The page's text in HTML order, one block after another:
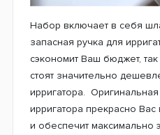
Набор включает в себя
запасная ручка для
сэкономит Ваш бюджет,
стоят значительно
ирригатора.
ирригатора прекрасно
и обеспечит максимально